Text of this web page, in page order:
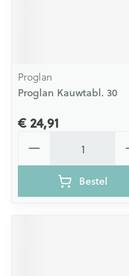
Proglan
Proglan Kauwtabl. 30
€ 24,91
Bestel